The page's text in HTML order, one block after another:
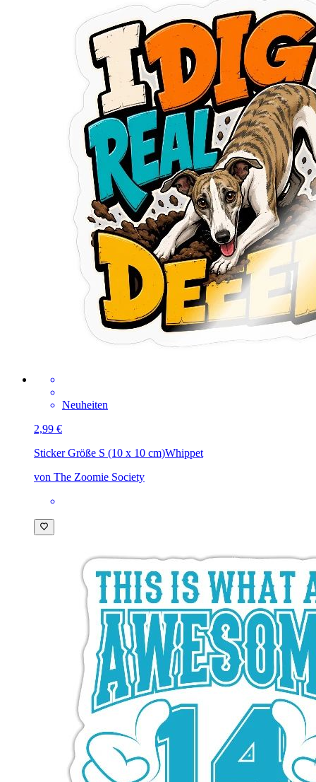
Neuheiten
2,99 €
Sticker Größe S (10 x 10 cm)Whippet
von The Zoomie Society